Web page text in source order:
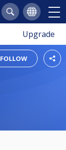
Upgrade
FOLLOW